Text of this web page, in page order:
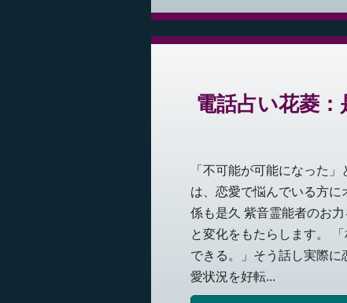
電話占い花菱
「不可能が可能になった
は、恋愛で悩んでいる方
係も是久 紫音霊能者のお
と変化をもたらします。
できる。」そう話し実際
愛状況を好転...